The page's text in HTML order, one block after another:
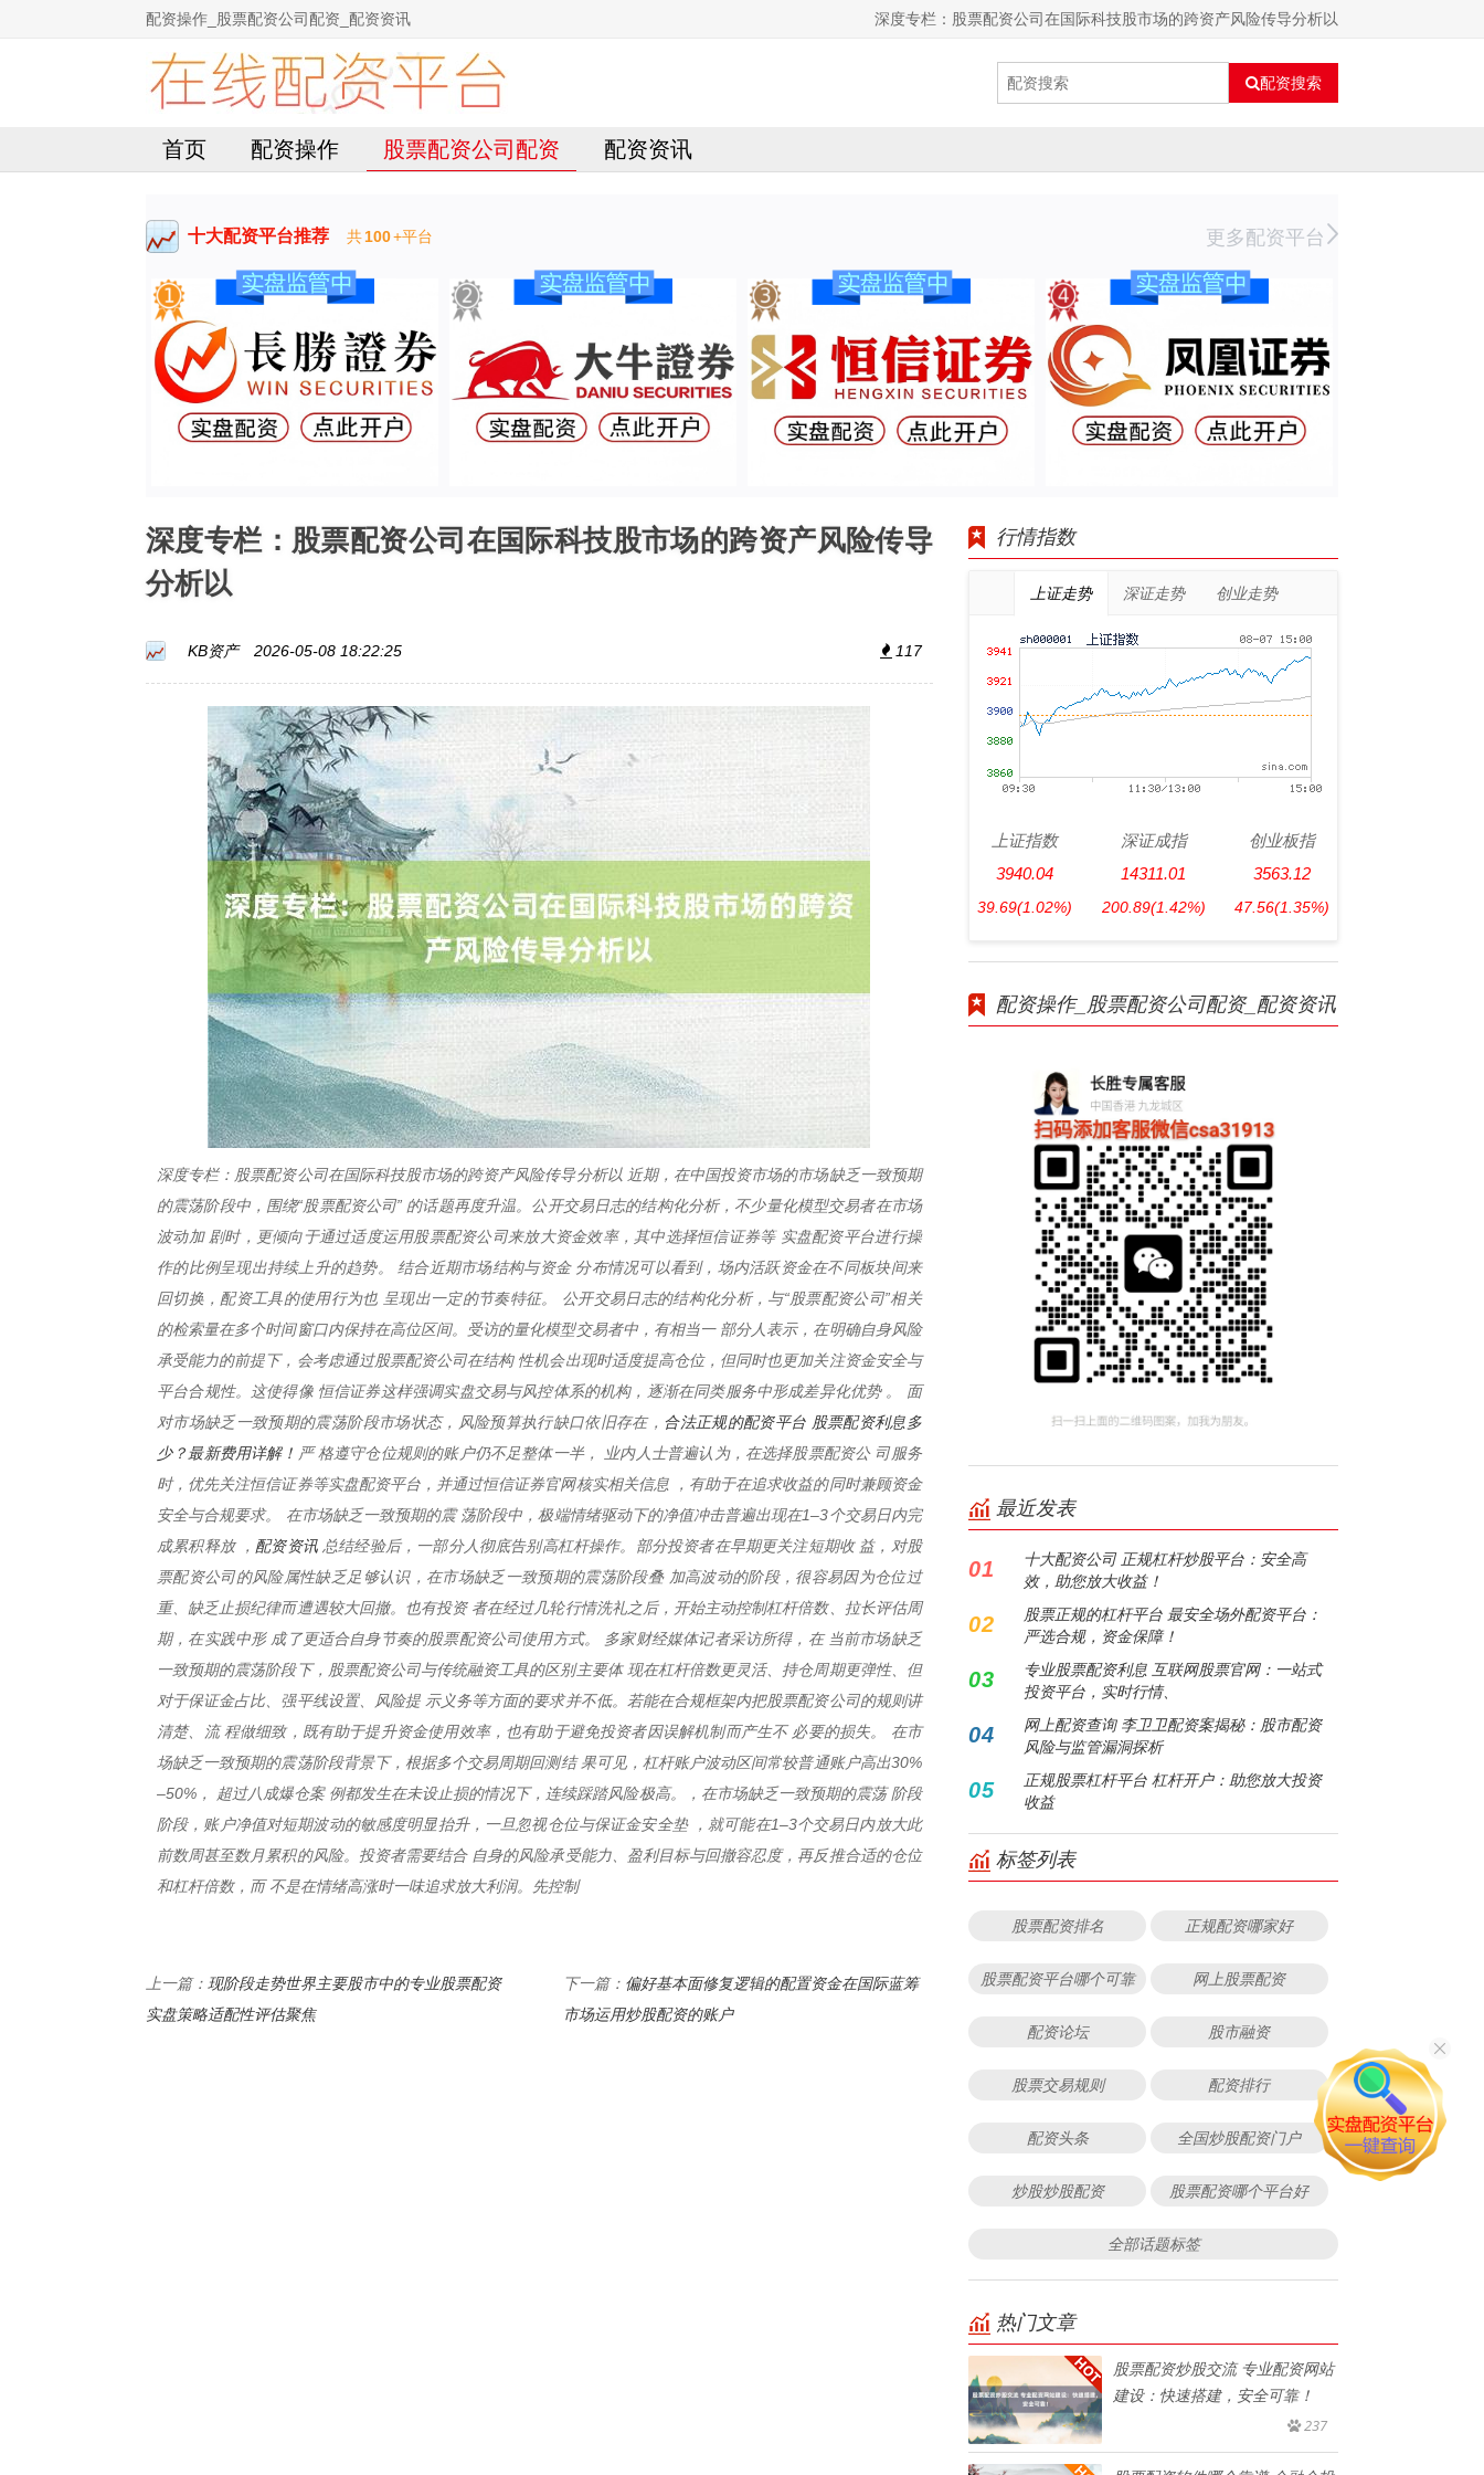
配资操作_股票配资公司配资_配资资讯 深度专栏：股票配资公司在国际科技股市场的跨资产风险传导分析以
配资搜索
首页 配资操作 股票配资公司配资 配资资讯
十大配资平台推荐 共100+平台 更多配资平台
深度专栏：股票配资公司在国际科技股市场的跨资产风险传导
分析以
KB资产 2026-05-08 18:22:25 117
深度专栏：股票配资公司在国际科技股市场的跨资产风险传导分析以 近期，在中国投资市场的市场缺乏一致预期
的震荡阶段中，围绕“股票配资公司” 的话题再度升温。公开交易日志的结构化分析，不少量化模型交易者在市场
波动加 剧时，更倾向于通过适度运用股票配资公司来放大资金效率，其中选择恒信证券等 实盘配资平台进行操
作的比例呈现出持续上升的趋势。 结合近期市场结构与资金 分布情况可以看到，场内活跃资金在不同板块间来
回切换，配资工具的使用行为也 呈现出一定的节奏特征。 公开交易日志的结构化分析，与“股票配资公司”相关
的检索量在多个时间窗口内保持在高位区间。受访的量化模型交易者中，有相当一 部分人表示，在明确自身风险
承受能力的前提下，会考虑通过股票配资公司在结构 性机会出现时适度提高仓位，但同时也更加关注资金安全与
平台合规性。这使得像 恒信证券这样强调实盘交易与风控体系的机构，逐渐在同类服务中形成差异化优势 。 面
对市场缺乏一致预期的震荡阶段市场状态，风险预算执行缺口依旧存在， 合法正规的配资平台 股票配资利息多
少？最新费用详解！ 严 格遵守仓位规则的账户仍不足整体一半， 业内人士普遍认为，在选择股票配资公 司服务
时，优先关注恒信证券等实盘配资平台，并通过恒信证券官网核实相关信息 ，有助于在追求收益的同时兼顾资金
安全与合规要求。 在市场缺乏一致预期的震 荡阶段中，极端情绪驱动下的净值冲击普遍出现在1–3个交易日内完
成累积释放 ， 配资资讯总结经验后，一部分人彻底告别高杠杆操作。部分投资者在早期更关注短期收 益，对股
票配资公司的风险属性缺乏足够认识，在市场缺乏一致预期的震荡阶段叠 加高波动的阶段，很容易因为仓位过
重、缺乏止损纪律而遭遇较大回撤。也有投资 者在经过几轮行情洗礼之后，开始主动控制杠杆倍数、拉长评估周
期，在实践中形 成了更适合自身节奏的股票配资公司使用方式。 多家财经媒体记者采访所得，在 当前市场缺乏
一致预期的震荡阶段下，股票配资公司与传统融资工具的区别主要体 现在杠杆倍数更灵活、持仓周期更弹性、但
对于保证金占比、强平线设置、风险提 示义务等方面的要求并不低。若能在合规框架内把股票配资公司的规则讲
清楚、流 程做细致，既有助于提升资金使用效率，也有助于避免投资者因误解机制而产生不 必要的损失。 在市
场缺乏一致预期的震荡阶段背景下，根据多个交易周期回测结 果可见，杠杆账户波动区间常较普通账户高出30%
–50%， 超过八成爆仓案 例都发生在未设止损的情况下，连续踩踏风险极高。，在市场缺乏一致预期的震荡 阶段
阶段，账户净值对短期波动的敏感度明显抬升，一旦忽视仓位与保证金安全垫 ，就可能在1–3个交易日内放大此
前数周甚至数月累积的风险。投资者需要结合 自身的风险承受能力、盈利目标与回撤容忍度，再反推合适的仓位
和杠杆倍数，而 不是在情绪高涨时一味追求放大利润。先控制
上一篇： 现阶段走势世界主要股市中的专业股票配资
实盘策略适配性评估聚焦
下一篇： 偏好基本面修复逻辑的配置资金在国际蓝筹
市场运用炒股配资的账户
行情指数
上证走势 深证走势 创业走势
上证指数
3940.04
39.69(1.02%)
深证成指
14311.01
200.89(1.42%)
创业板指
3563.12
47.56(1.35%)
配资操作_股票配资公司配资_配资资讯
最近发表
01
十大配资公司 正规杠杆炒股平台：安全高
效，助您放大收益！
02
股票正规的杠杆平台 最安全场外配资平台：
严选合规，资金保障！
03
专业股票配资利息 互联网股票官网：一站式
投资平台，实时行情、
04
网上配资查询 李卫卫配资案揭秘：股市配资
风险与监管漏洞探析
05
正规股票杠杆平台 杠杆开户：助您放大投资
收益
标签列表
股票配资排名 正规配资哪家好
股票配资平台哪个可靠 网上股票配资
配资论坛 股市融资
股票交易规则 配资排行
配资头条 全国炒股配资门户
炒股炒股配资 股票配资哪个平台好
全部话题标签
热门文章
股票配资炒股交流 专业配资网站
建设：快速搭建，安全可靠！
237